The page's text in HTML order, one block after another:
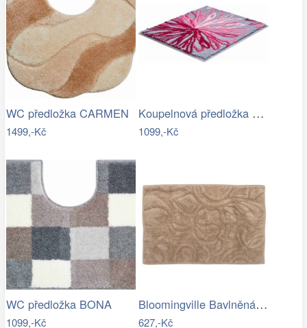
WC předložka CARMEN
1499,-Kč
Koupelnová předložka ART
1099,-Kč
WC předložka BONA
1099,-Kč
Bloomingville Bavlněná koupelnová…
627,-Kč